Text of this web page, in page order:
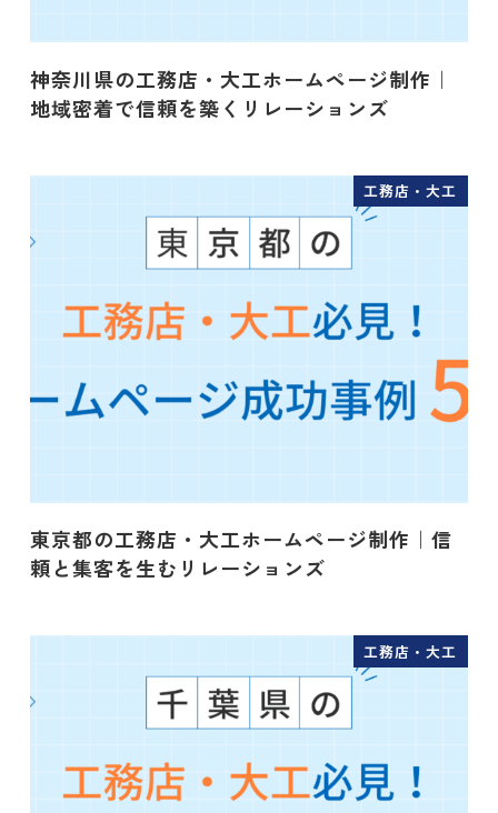
神奈川県の工務店・大工ホームページ制作｜
地域密着で信頼を築くリレーションズ
工務店・大工
東京都の工務店・大工ホームページ制作｜信
頼と集客を生むリレーションズ
工務店・大工